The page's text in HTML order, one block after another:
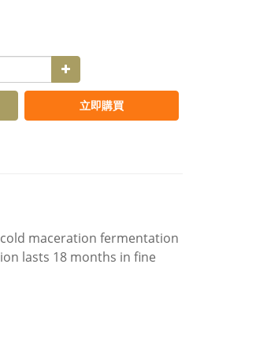
立即購買
maceration fermentation
lasts 18 months in fine